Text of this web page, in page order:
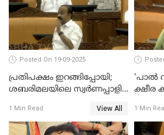
Posted On 19-09-2025
പ്രതിപക്ഷം ഇറങ്ങിപ്പോയി;
ശബരിമലയിലെ സ്വർണപ്പാളി
പ്രമേയത്തിന് അനുമതിയില്ല
WATCH VIDEO
1 Min Read View All
'പാൽ
ക്ഷീര
ജെ
1 Min